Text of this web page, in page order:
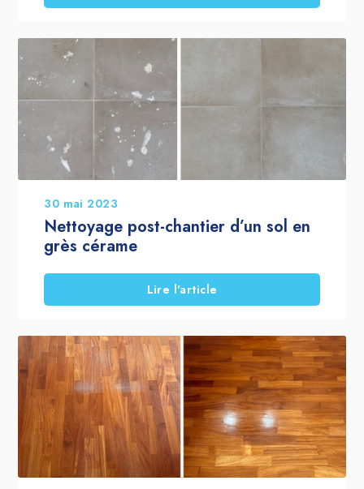
30 mai 2023
Nettoyage post-chantier d’un sol en
grès cérame
Lire l'article